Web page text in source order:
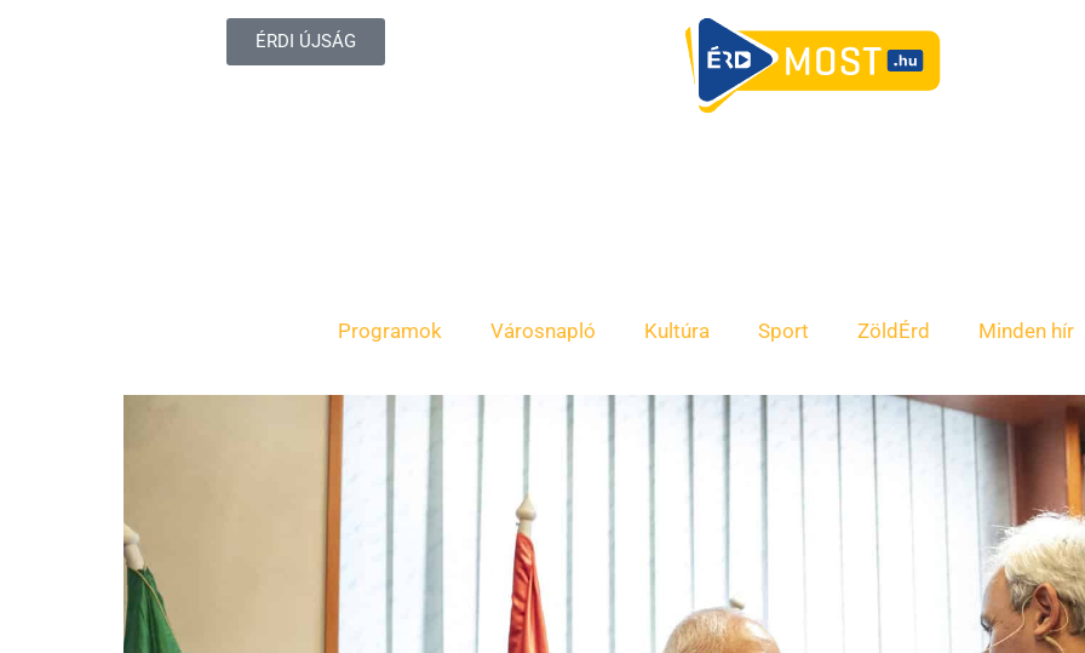
ÉRDI ÚJSÁG
Programok Városnapló Kultúra Sport ZöldÉrd Minden hír